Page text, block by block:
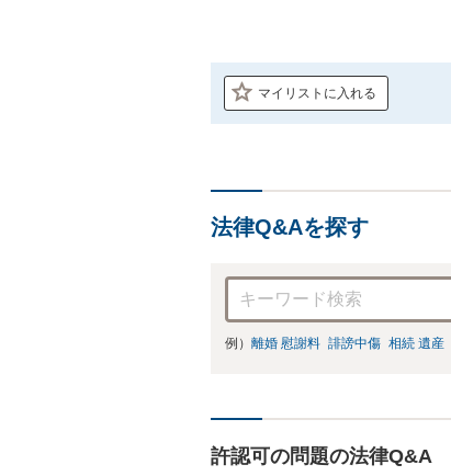
マイリストに入れる
法律Q&Aを探す
例） 離婚 慰謝料 誹謗中傷 相続 遺産
許認可の問題の法律Q&A